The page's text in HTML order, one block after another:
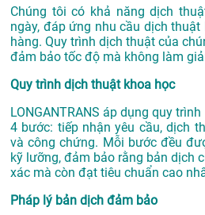
Chúng tôi có khả năng dịch
ngày, đáp ứng nhu cầu dịch
hàng. Quy trình dịch thuật của
đảm bảo tốc độ mà không làm
Quy trình dịch thuật khoa học
LONGANTRANS áp dụng quy
4 bước: tiếp nhận yêu cầu, dịch
và công chứng. Mỗi bước đều
kỹ lưỡng, đảm bảo rằng bản dịch
xác mà còn đạt tiêu chuẩn cao
Pháp lý bản dịch đảm bảo